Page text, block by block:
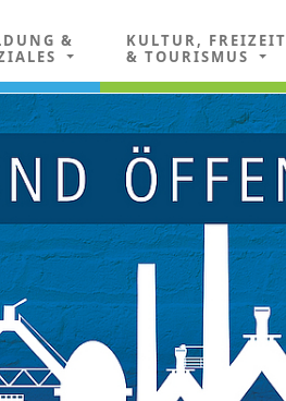
&
KULTUR, FREIZEIT
& TOURISMUS